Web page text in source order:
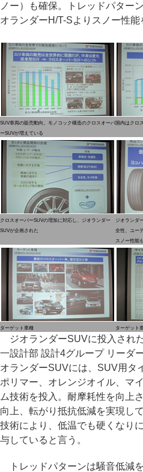
ノー）も確保。トレッドパター
オランダーH/T-Sよりスノー性能
SUV車両の販売動向。モノコック構造のクロスオーバ
ーSUVが増えている
国内はクロ
クロスオーバーSUVの増加に対応し、ジオランダー
SUVが企画された
ジオランダ
全性、ユー
スノー性能
ターゲット車種 ターゲット
ジオランダーSUVに投入され
一設計部 設計4グループ リーダ
オランダーSUVには、SUV用タ
ポリマー、オレンジオイル、マ
ム技術を投入。耐摩耗性を向上
向上、転がり抵抗低減を実現し
技術により、低温でも硬くなり
与していると言う。
トレッドパターンは騒音低減